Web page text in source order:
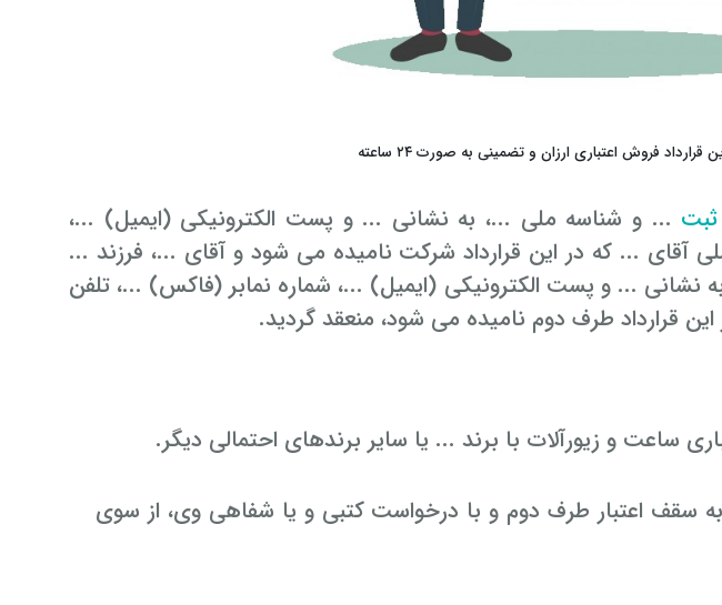
قرارداد فروش اعتباری ارزان و تضمینی به صورت ۲۴ ساعته
ثبت ... و شناسه ملی ...، به نشانی ... و پست الکترونیکی (ایمیل) ...،
آقای ... که در این قرارداد شرکت نامیده می­ شود و آقای ...، فرزند ...
نشانی ... و پست الکترونیکی (ایمیل) ...، شماره نمابر (فاکس) ...، تلفن
قرارداد طرف دوم نامیده می­ شود، منعقد گردید.
ساعت و زیورآلات با برند ... یا سایر برندهای احتمالی دیگر.
سقف اعتبار طرف دوم و با درخواست کتبی و یا شفاهی وی، از سوی